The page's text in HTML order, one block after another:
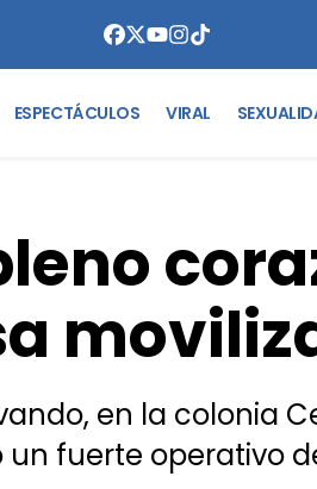
ESPECTÁCULOS VIRAL
en la colonia
fuerte operativo